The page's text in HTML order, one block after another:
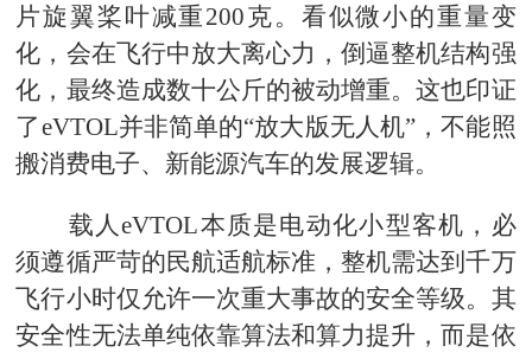
片旋翼桨叶减重200克。看似微小的重量变
化，会在飞行中放大离心力，倒逼整机结构强
化，最终造成数十公斤的被动增重。这也印证
了eVTOL并非简单的“放大版无人机”，不能照
搬消费电子、新能源汽车的发展逻辑。
载人eVTOL本质是电动化小型客机，必
须遵循严苛的民航适航标准，整机需达到千万
飞行小时仅允许一次重大事故的安全等级。其
安全性无法单纯依靠算法和算力提升，而是依